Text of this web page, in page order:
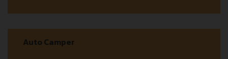
Auto Camper